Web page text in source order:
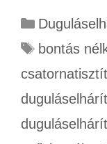
bontás